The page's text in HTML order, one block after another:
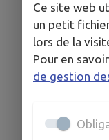
Ce site web
un petit
lors de la
Pour en
de gestion